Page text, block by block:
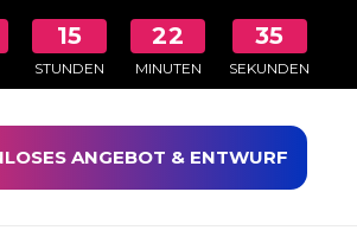
15
STUNDEN
22
MINUTEN
34
SEKUNDEN
ANGEBOT & ENTWURF